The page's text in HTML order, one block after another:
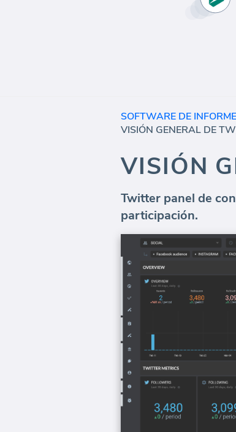
SOFTWARE DE
VISIÓN GENERAL DE
VISIÓN
Twitter panel de
participación.